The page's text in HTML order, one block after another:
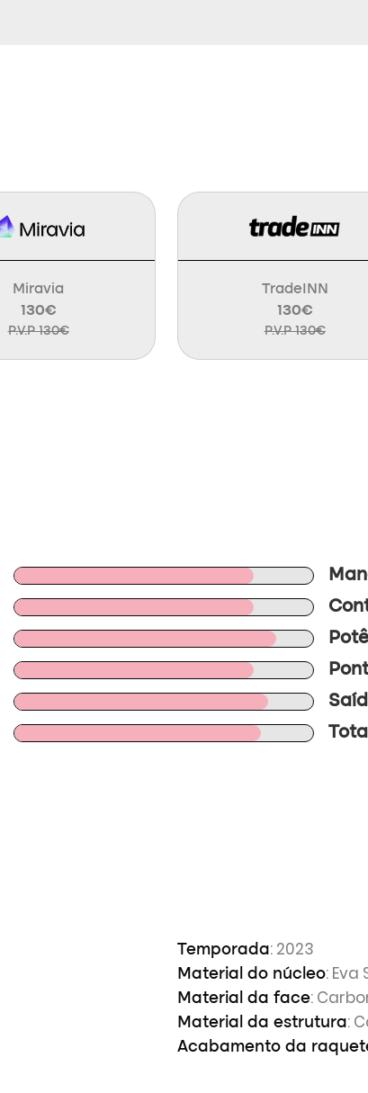
Miravia
130€
P.V.P 130€
TradeINN
130€
P.V.P 130€
Temporada: 2023
Material do núcleo: Eva
Material da face:
Material da estrutura:
Acabamento da